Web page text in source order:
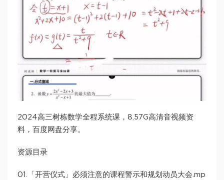
2024高三树栋数学全程系统课，8.57G高清音视频资
料，百度网盘分享。
资源目录
01.「开营仪式」必须注意的课程警示和规划动员大会.mp